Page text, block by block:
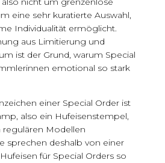
eine sehr kuratierte Auswahl,
Individualität ermöglicht.
aus Limitierung und
ist der Grund, warum Special
emotional so stark
einer Special Order ist
also ein Hufeisenstempel,
regulären Modellen
sprechen deshalb von einer
für Special Orders so